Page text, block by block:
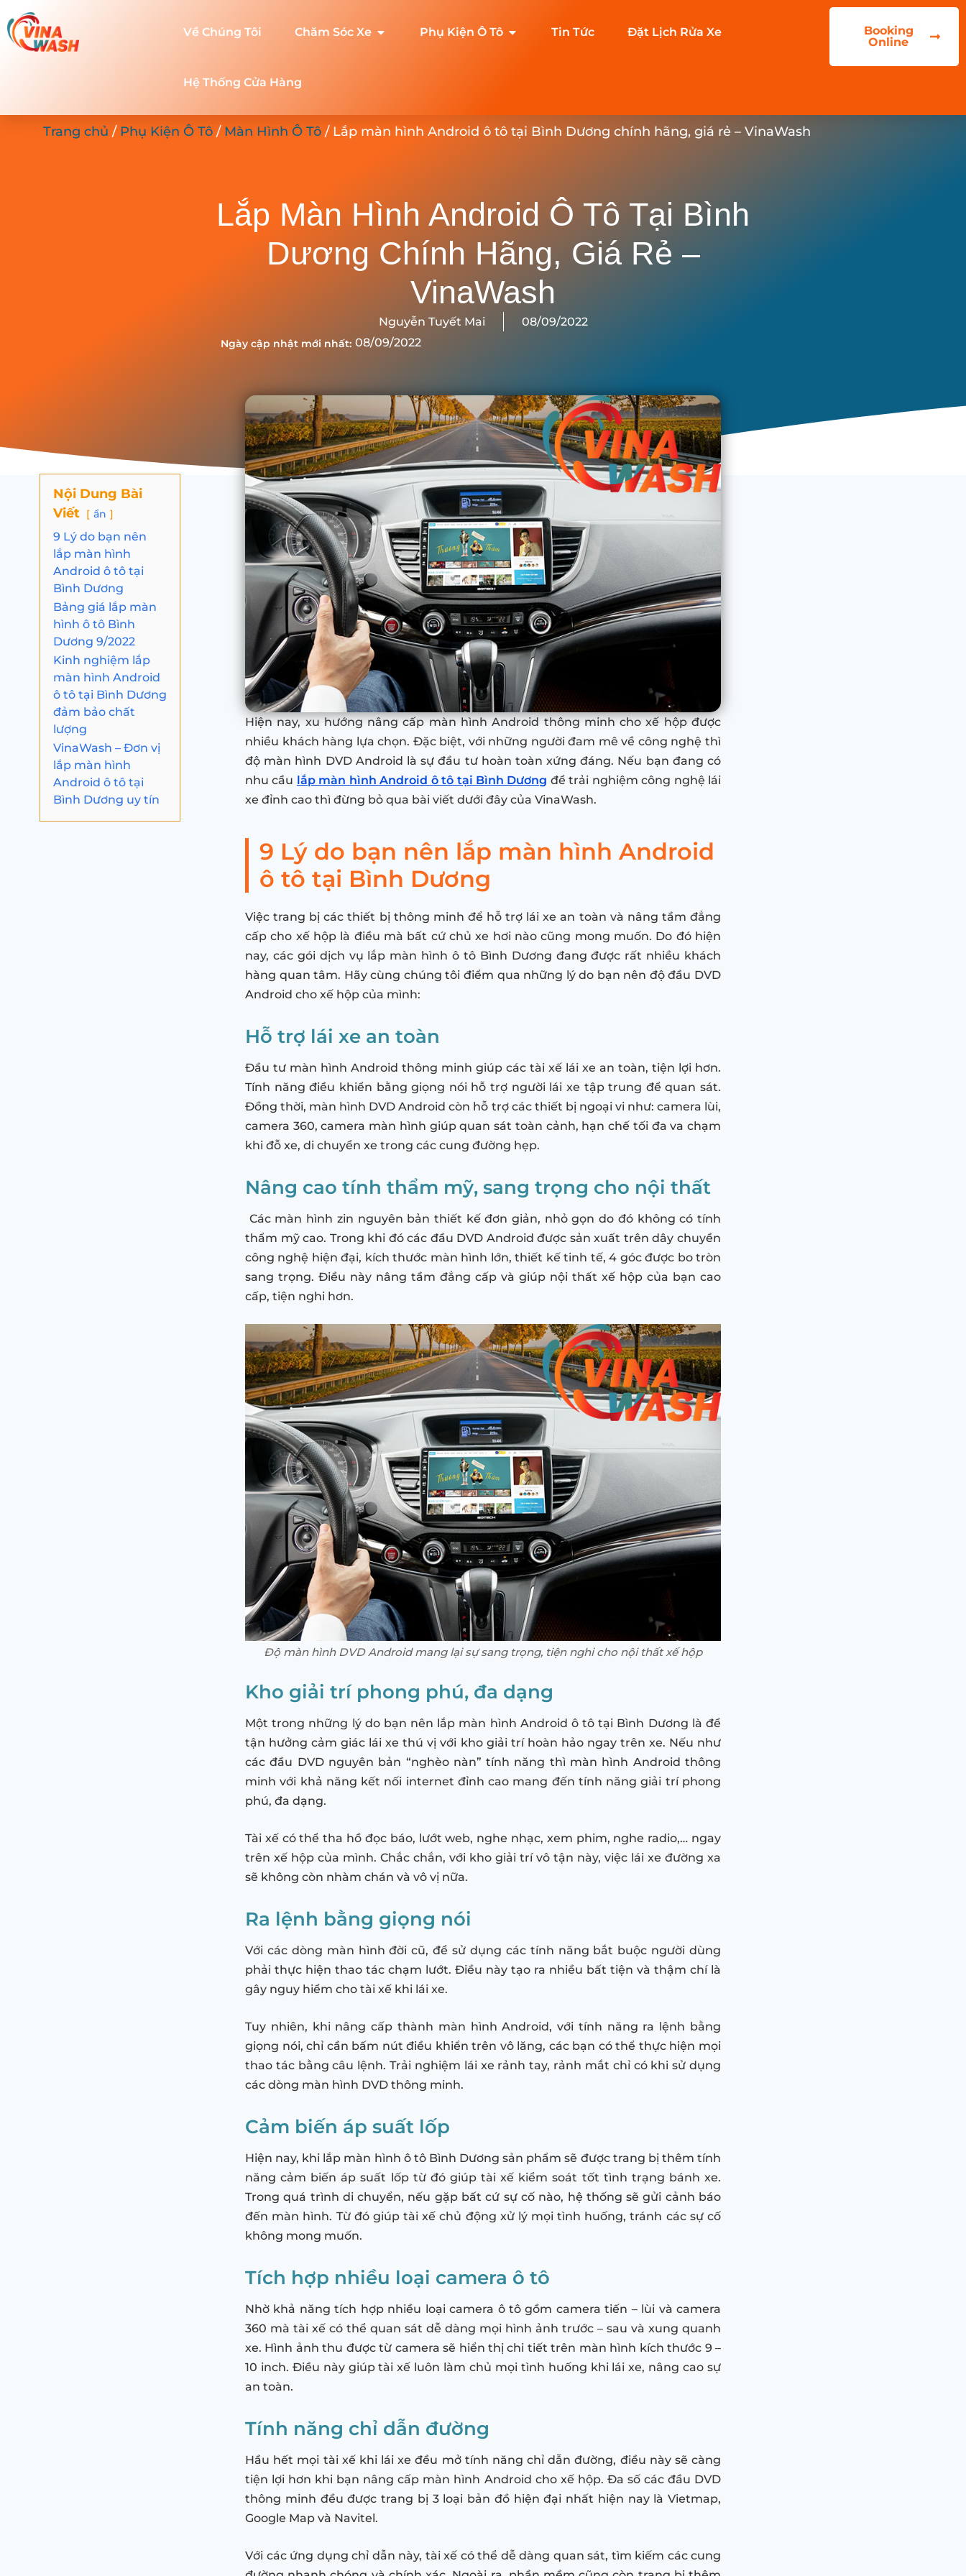
Về Chúng Tôi Chăm Sóc Xe Phụ Kiện Ô Tô Tin Tức Đặt Lịch Rửa Xe
Hệ Thống Cửa Hàng
Booking
Online
Trang chủ / Phụ Kiện Ô Tô / Màn Hình Ô Tô / Lắp màn hình Android ô tô tại Bình Dương chính hãng, giá rẻ – VinaWash
Lắp Màn Hình Android Ô Tô Tại Bình
Dương Chính Hãng, Giá Rẻ –
VinaWash
Nguyễn Tuyết Mai 08/09/2022
Ngày cập nhật mới nhất: 08/09/2022
Nội Dung Bài
Viết
ẩn
9 Lý do bạn nên
lắp màn hình
Android ô tô tại
Bình Dương
Bảng giá lắp màn
hình ô tô Bình
Dương 9/2022
Kinh nghiệm lắp
màn hình Android
ô tô tại Bình Dương
đảm bảo chất
lượng
VinaWash – Đơn vị
lắp màn hình
Android ô tô tại
Bình Dương uy tín
Hiện nay, xu hướng nâng cấp màn hình Android thông minh cho xế hộp được
nhiều khách hàng lựa chọn. Đặc biệt, với những người đam mê về công nghệ thì
độ màn hình DVD Android là sự đầu tư hoàn toàn xứng đáng. Nếu bạn đang có
nhu cầu lắp màn hình Android ô tô tại Bình Dương để trải nghiệm công nghệ lái
xe đỉnh cao thì đừng bỏ qua bài viết dưới đây của VinaWash.
9 Lý do bạn nên lắp màn hình Android
ô tô tại Bình Dương
Việc trang bị các thiết bị thông minh để hỗ trợ lái xe an toàn và nâng tầm đẳng
cấp cho xế hộp là điều mà bất cứ chủ xe hơi nào cũng mong muốn. Do đó hiện
nay, các gói dịch vụ lắp màn hình ô tô Bình Dương đang được rất nhiều khách
hàng quan tâm. Hãy cùng chúng tôi điểm qua những lý do bạn nên độ đầu DVD
Android cho xế hộp của mình:
Hỗ trợ lái xe an toàn
Đầu tư màn hình Android thông minh giúp các tài xế lái xe an toàn, tiện lợi hơn.
Tính năng điều khiển bằng giọng nói hỗ trợ người lái xe tập trung để quan sát.
Đồng thời, màn hình DVD Android còn hỗ trợ các thiết bị ngoại vi như: camera lùi,
camera 360, camera màn hình giúp quan sát toàn cảnh, hạn chế tối đa va chạm
khi đỗ xe, di chuyển xe trong các cung đường hẹp.
Nâng cao tính thẩm mỹ, sang trọng cho nội thất
Các màn hình zin nguyên bản thiết kế đơn giản, nhỏ gọn do đó không có tính
thẩm mỹ cao. Trong khi đó các đầu DVD Android được sản xuất trên dây chuyền
công nghệ hiện đại, kích thước màn hình lớn, thiết kế tinh tế, 4 góc được bo tròn
sang trọng. Điều này nâng tầm đẳng cấp và giúp nội thất xế hộp của bạn cao
cấp, tiện nghi hơn.
Độ màn hình DVD Android mang lại sự sang trọng, tiện nghi cho nội thất xế hộp
Kho giải trí phong phú, đa dạng
Một trong những lý do bạn nên lắp màn hình Android ô tô tại Bình Dương là để
tận hưởng cảm giác lái xe thú vị với kho giải trí hoàn hảo ngay trên xe. Nếu như
các đầu DVD nguyên bản “nghèo nàn” tính năng thì màn hình Android thông
minh với khả năng kết nối internet đỉnh cao mang đến tính năng giải trí phong
phú, đa dạng.
Tài xế có thể tha hồ đọc báo, lướt web, nghe nhạc, xem phim, nghe radio,… ngay
trên xế hộp của mình. Chắc chắn, với kho giải trí vô tận này, việc lái xe đường xa
sẽ không còn nhàm chán và vô vị nữa.
Ra lệnh bằng giọng nói
Với các dòng màn hình đời cũ, để sử dụng các tính năng bắt buộc người dùng
phải thực hiện thao tác chạm lướt. Điều này tạo ra nhiều bất tiện và thậm chí là
gây nguy hiểm cho tài xế khi lái xe.
Tuy nhiên, khi nâng cấp thành màn hình Android, với tính năng ra lệnh bằng
giọng nói, chỉ cần bấm nút điều khiển trên vô lăng, các bạn có thể thực hiện mọi
thao tác bằng câu lệnh. Trải nghiệm lái xe rảnh tay, rảnh mắt chỉ có khi sử dụng
các dòng màn hình DVD thông minh.
Cảm biến áp suất lốp
Hiện nay, khi lắp màn hình ô tô Bình Dương sản phẩm sẽ được trang bị thêm tính
năng cảm biến áp suất lốp từ đó giúp tài xế kiểm soát tốt tình trạng bánh xe.
Trong quá trình di chuyển, nếu gặp bất cứ sự cố nào, hệ thống sẽ gửi cảnh báo
đến màn hình. Từ đó giúp tài xế chủ động xử lý mọi tình huống, tránh các sự cố
không mong muốn.
Tích hợp nhiều loại camera ô tô
Nhờ khả năng tích hợp nhiều loại camera ô tô gồm camera tiến – lùi và camera
360 mà tài xế có thể quan sát dễ dàng mọi hình ảnh trước – sau và xung quanh
xe. Hình ảnh thu được từ camera sẽ hiển thị chi tiết trên màn hình kích thước 9 –
10 inch. Điều này giúp tài xế luôn làm chủ mọi tình huống khi lái xe, nâng cao sự
an toàn.
Tính năng chỉ dẫn đường
Hầu hết mọi tài xế khi lái xe đều mở tính năng chỉ dẫn đường, điều này sẽ càng
tiện lợi hơn khi bạn nâng cấp màn hình Android cho xế hộp. Đa số các đầu DVD
thông minh đều được trang bị 3 loại bản đồ hiện đại nhất hiện nay là Vietmap,
Google Map và Navitel.
Với các ứng dụng chỉ dẫn này, tài xế có thể dễ dàng quan sát, tìm kiếm các cung